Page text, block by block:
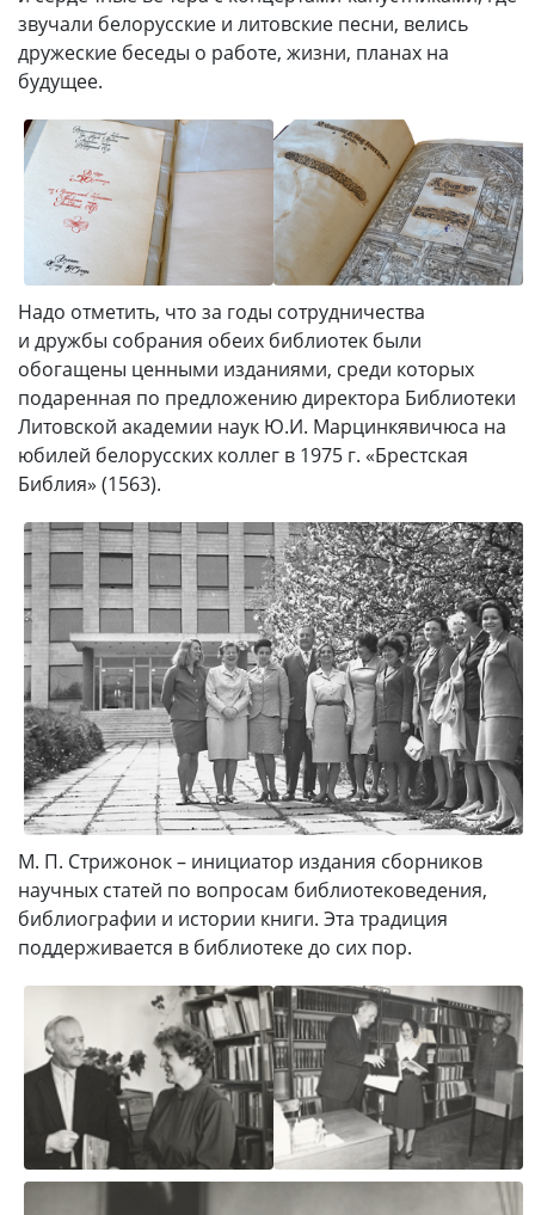
звучали белорусские и литовские песни, велись
дружеские беседы о работе, жизни, планах на
будущее.
Надо отметить, что за годы сотрудничества
и дружбы собрания обеих библиотек были
обогащены ценными изданиями, среди которых
подаренная по предложению директора Библиотеки
Литовской академии наук Ю.И. Марцинкявичюса на
юбилей белорусских коллег в 1975 г. «Брестская
Библия» (1563).
М. П. Стрижонок – инициатор издания сборников
научных статей по вопросам библиотековедения,
библиографии и истории книги. Эта традиция
поддерживается в библиотеке до сих пор.